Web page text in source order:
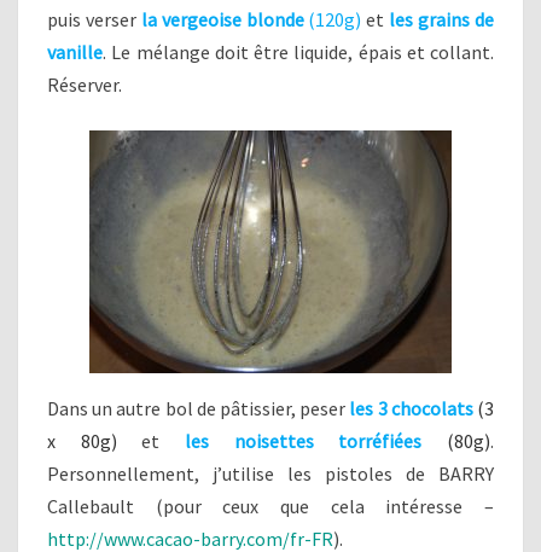
puis verser la vergeoise blonde (120g) et les grains de
vanille. Le mélange doit être liquide, épais et collant.
Réserver.
Dans un autre bol de pâtissier, peser les 3 chocolats (3
x 80g) et les noisettes torréfiées (80g).
Personnellement, j’utilise les pistoles de BARRY
Callebault (pour ceux que cela intéresse –
http://www.cacao-barry.com/fr-FR).